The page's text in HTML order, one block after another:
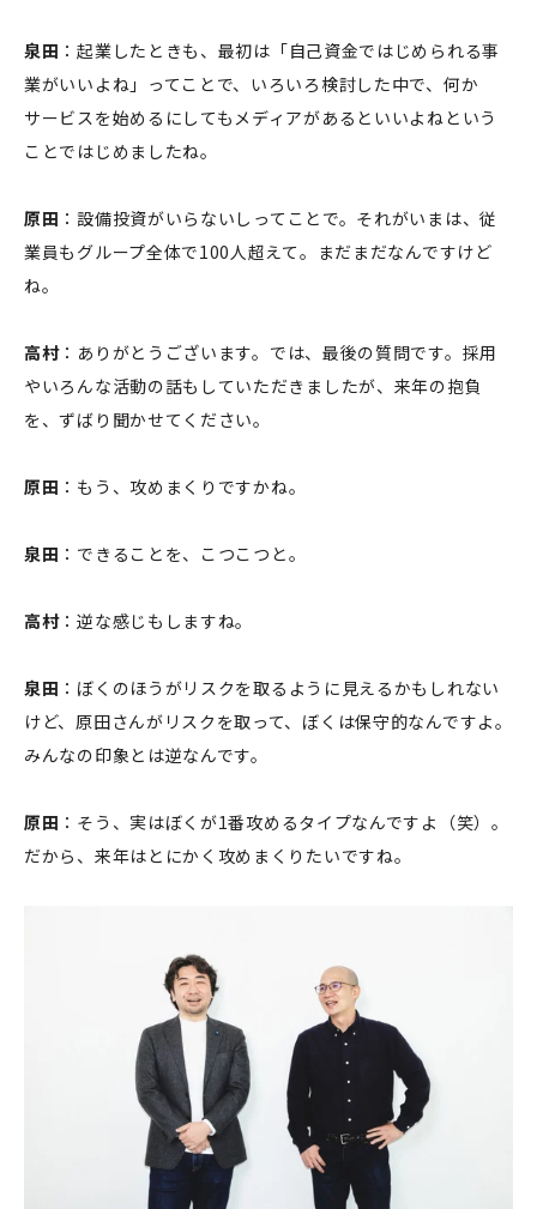
泉田 ：起業したときも、最初は「自己資金ではじめられる事
業がいいよね」ってことで、いろいろ検討した中で、何か
サービスを始めるにしてもメディアがあるといいよねという
ことではじめましたね。
原田 ：設備投資がいらないしってことで。それがいまは、従
業員もグループ全体で100人超えて。まだまだなんですけど
ね。
高村：ありがとうございます。では、最後の質問です。採用
やいろんな活動の話もしていただきましたが、来年の抱負
を、ずばり聞かせてください。
原田 ：もう、攻めまくりですかね。
泉田 ：できることを、こつこつと。
高村：逆な感じもしますね。
泉田 ：ぼくのほうがリスクを取るように見えるかもしれない
けど、原田さんがリスクを取って、ぼくは保守的なんですよ。
みんなの印象とは逆なんです。
原田 ：そう、実はぼくが1番攻めるタイプなんですよ（笑）。
だから、来年はとにかく攻めまくりたいですね。